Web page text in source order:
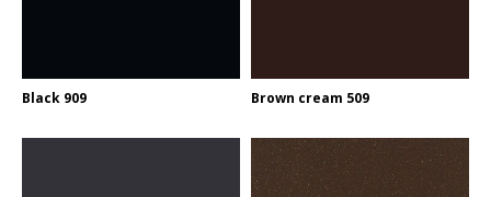
Black 909 Brown cream 509